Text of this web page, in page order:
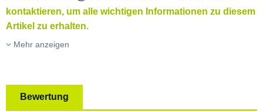
kontaktieren, um alle wichtigen Informationen zu diesem
Artikel zu erhalten.
Mehr anzeigen
Bewertung